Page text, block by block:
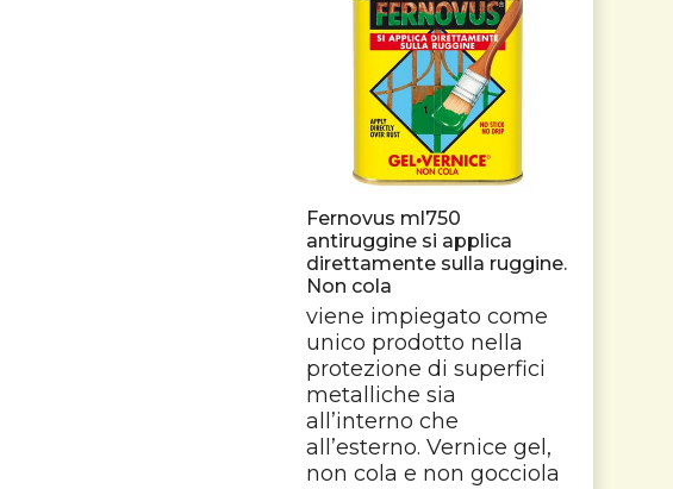
Fernovus ml750
antiruggine si applica
direttamente sulla ruggine.
Non cola
viene impiegato come
unico prodotto nella
protezione di superfici
metalliche sia
all’interno che
all’esterno. Vernice gel,
non cola e non gocciola